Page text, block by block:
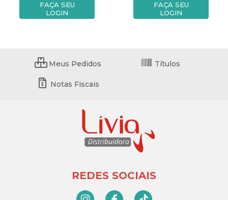
FAÇA SEU
LOGIN
FAÇA SEU
LOGIN
Meus Pedidos Títulos
Notas Fiscais
REDES SOCIAIS